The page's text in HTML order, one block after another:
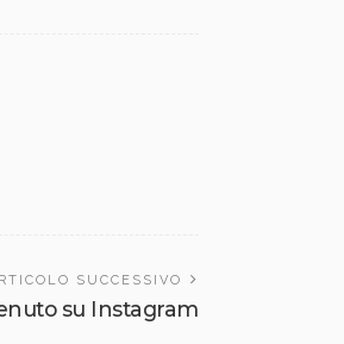
SUCCESSIVO
su Instagram